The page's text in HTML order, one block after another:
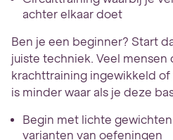
achter elkaar doet
Ben je een beginner? Start
juiste techniek. Veel mensen
krachttraining ingewikkeld of
is minder waar als je deze
Begin met lichte
varianten van oefeningen